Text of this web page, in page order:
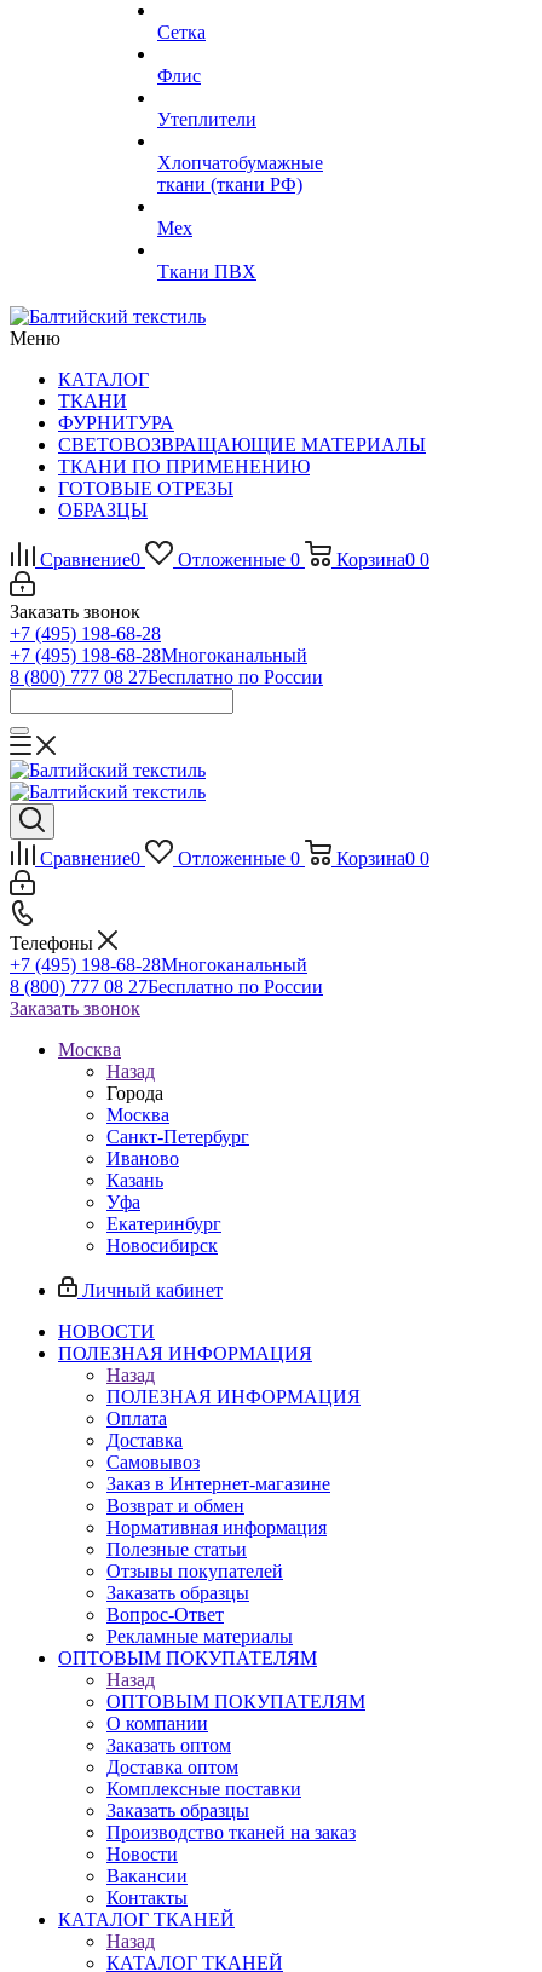
Сетка
Флис
Утеплители
Хлопчатобумажные
ткани (ткани РФ)
Мех
Ткани ПВХ
Меню
КАТАЛОГ
ТКАНИ
ФУРНИТУРА
СВЕТОВОЗВРАЩАЮЩИЕ МАТЕРИАЛЫ
ТКАНИ ПО ПРИМЕНЕНИЮ
ГОТОВЫЕ ОТРЕЗЫ
ОБРАЗЦЫ
Сравнение0 Отложенные 0 Корзина0 0
Заказать звонок
+7 (495) 198-68-28
+7 (495) 198-68-28Многоканальный
8 (800) 777 08 27Бесплатно по России
Сравнение0 Отложенные 0 Корзина0 0
Телефоны
+7 (495) 198-68-28Многоканальный
8 (800) 777 08 27Бесплатно по России
Заказать звонок
Москва
Назад
Города
Москва
Санкт-Петербург
Иваново
Казань
Уфа
Екатеринбург
Новосибирск
Личный кабинет
НОВОСТИ
ПОЛЕЗНАЯ ИНФОРМАЦИЯ
Назад
ПОЛЕЗНАЯ ИНФОРМАЦИЯ
Оплата
Доставка
Самовывоз
Заказ в Интернет-магазине
Возврат и обмен
Нормативная информация
Полезные статьи
Отзывы покупателей
Заказать образцы
Вопрос-Ответ
Рекламные материалы
ОПТОВЫМ ПОКУПАТЕЛЯМ
Назад
ОПТОВЫМ ПОКУПАТЕЛЯМ
О компании
Заказать оптом
Доставка оптом
Комплексные поставки
Заказать образцы
Производство тканей на заказ
Новости
Вакансии
Контакты
КАТАЛОГ ТКАНЕЙ
Назад
КАТАЛОГ ТКАНЕЙ